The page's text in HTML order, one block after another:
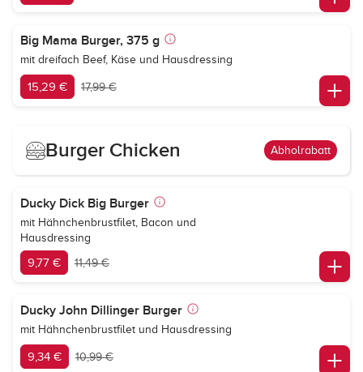
Big Mama Burger, 375 g
mit dreifach Beef, Käse und Hausdressing
15,29 € 17,99 €
Burger Chicken Abholrabatt
Ducky Dick Big Burger
mit Hähnchenbrustfilet, Bacon und
Hausdressing
9,77 € 11,49 €
Ducky John Dillinger Burger
mit Hähnchenbrustfilet und Hausdressing
9,34 € 10,99 €